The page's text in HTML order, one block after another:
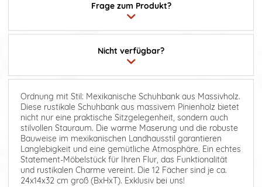
Frage zum Produkt?
Nicht verfügbar?
Ordnung mit Stil: Mexikanische Schuhbank aus Massivholz.
Diese rustikale Schuhbank aus massivem Pinienholz bietet
nicht nur eine praktische Sitzgelegenheit, sondern auch
stilvollen Stauraum. Die warme Maserung und die robuste
Bauweise im mexikanischen Landhausstil garantieren
Langlebigkeit und eine gemütliche Atmosphäre. Ein echtes
Statement-Möbelstück für Ihren Flur, das Funktionalität
und rustikalen Charme vereint. Die 12 Fächer sind je ca.
24x14x32 cm groß (BxHxT). Exklusiv bei uns!